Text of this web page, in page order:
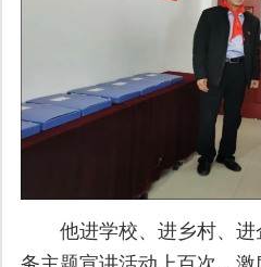
他进学校、进乡村、